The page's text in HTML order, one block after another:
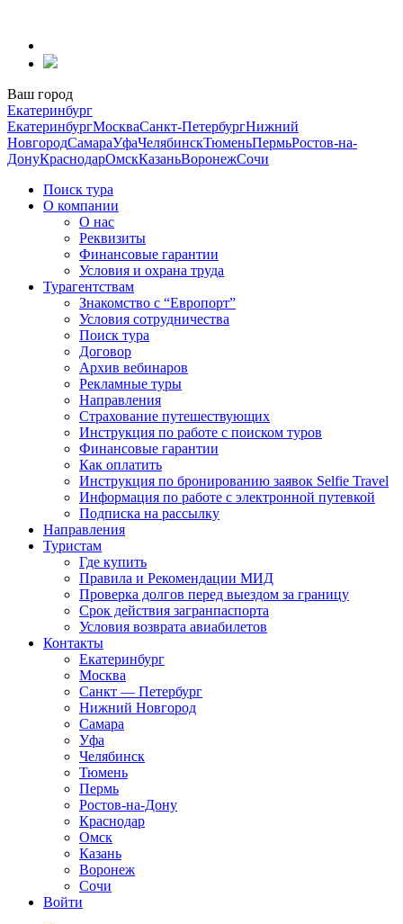
содержанию
Ваш город
Екатеринбург
ЕкатеринбургМоскваСанкт-ПетербургНижний
НовгородСамараУфаЧелябинскТюменьПермьРостов-на-
ДонуКраснодарОмскКазаньВоронежСочи
Поиск тура
О компании
О нас
Реквизиты
Финансовые гарантии
Условия и охрана труда
Турагентствам
Знакомство с “Европорт”
Условия сотрудничества
Поиск тура
Договор
Архив вебинаров
Рекламные туры
Направления
Страхование путешествующих
Инструкция по работе с поиском туров
Финансовые гарантии
Как оплатить
Инструкция по бронированию заявок Selfie Travel
Информация по работе с электронной путевкой
Подписка на рассылку
Направления
Туристам
Где купить
Правила и Рекомендации МИД
Проверка долгов перед выездом за границу
Срок действия загранпаспорта
Условия возврата авиабилетов
Контакты
Екатеринбург
Москва
Санкт — Петербург
Нижний Новгород
Самара
Уфа
Челябинск
Тюмень
Пермь
Ростов-на-Дону
Краснодар
Омск
Казань
Воронеж
Сочи
Войти